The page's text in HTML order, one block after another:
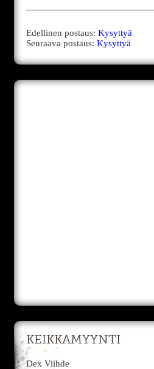
Edellinen postaus: Kysyttyä
Seuraava postaus: Kysyttyä
KEIKKAMYYNTI
Dex Viihde